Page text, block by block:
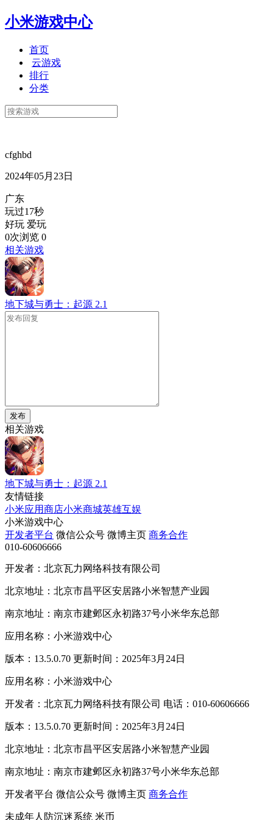
小米游戏中心
首页
云游戏
排行
分类
cfghbd
2024年05月23日
广东
玩过17秒
好玩 爱玩
0次浏览 0
相关游戏
地下城与勇士：起源 2.1
发布
相关游戏
地下城与勇士：起源 2.1
友情链接
小米应用商店小米商城英雄互娱
小米游戏中心
开发者平台 微信公众号 微博主页 商务合作
010-60606666
开发者：北京瓦力网络科技有限公司
北京地址：北京市昌平区安居路小米智慧产业园
南京地址：南京市建邺区永初路37号小米华东总部
应用名称：小米游戏中心
版本：13.5.0.70 更新时间：2025年3月24日
应用名称：小米游戏中心
开发者：北京瓦力网络科技有限公司 电话：010-60606666
版本：13.5.0.70 更新时间：2025年3月24日
北京地址：北京市昌平区安居路小米智慧产业园
南京地址：南京市建邺区永初路37号小米华东总部
开发者平台 微信公众号 微博主页 商务合作
未成年人防沉迷系统 米币